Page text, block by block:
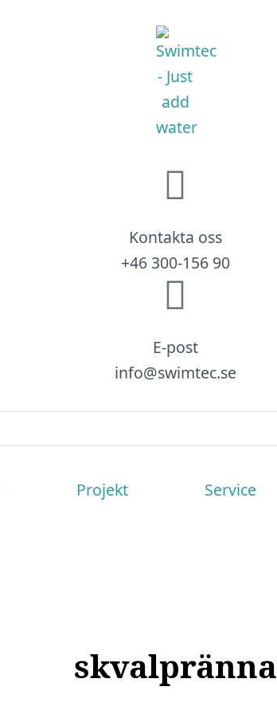
Kontakta oss
+46 300-156 90
E-post
info@swimtec.se
Projekt Service
skvalpränna